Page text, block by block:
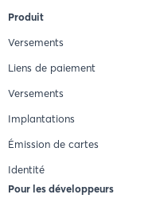
Produit
Versements
Liens de paiement
Versements
Implantations
Émission de cartes
Identité
Pour les développeurs